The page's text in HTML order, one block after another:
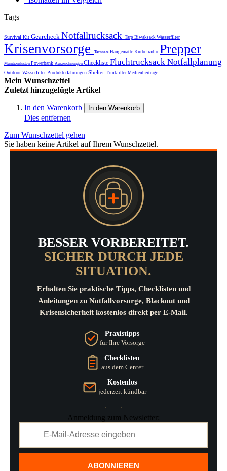
Tags
Survival Kit Gearcheck Notfallrucksack Tarp Biwaksack Wasserfilter
Krisenvorsorge Tarnnetz Hängematte Kurbelradio Prepper
Munitionskisten Powerbank Auszeichnungen Checkliste Fluchtrucksack Notfallplanung
Outdoor-WasserfilterProdukterfahrungen Shelter Trinkfilter Medienbeiträge
Mein Wunschzettel
Zuletzt hinzugefügte Artikel
In den Warenkorb In den Warenkorb
Dies entfernen
Zum Wunschzettel gehen
Sie haben keine Artikel auf Ihrem Wunschzettel.
BESSER VORBEREITET.
SICHER DURCH JEDE
SITUATION.
Erhalten Sie praktische Tipps, Checklisten und
Anleitungen zu Notfallvorsorge, Blackout und
Krisensicherheit kostenlos direkt per E-Mail.
Praxistipps
für Ihre Vorsorge
Checklisten
aus dem Center
Kostenlos
jederzeit kündbar
Anmeldung zum Newsletter:
ABONNIEREN